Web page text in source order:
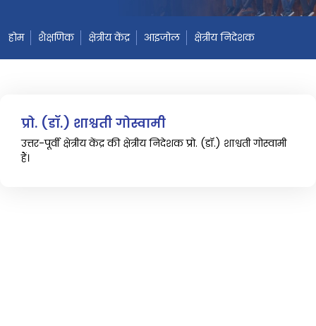
होम शैक्षणिक क्षेत्रीय केंद्र आइजोल क्षेत्रीय निदेशक
प्रो. (डॉ.) शाश्वती गोस्वामी
उत्तर-पूर्वी क्षेत्रीय केंद्र की क्षेत्रीय निदेशक प्रो. (डॉ.) शाश्वती गोस्वामी
हैं।